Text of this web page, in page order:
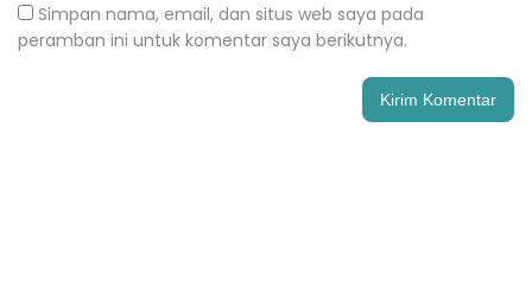
Simpan nama, email, dan situs web saya pada
peramban ini untuk komentar saya berikutnya.